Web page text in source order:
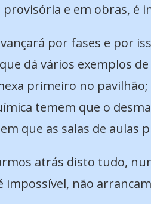
provisória e em obras, é
por fases e por
dá vários exemplos
primeiro no
temem que o
que as salas de
atrás disto tudo,
impossível, não